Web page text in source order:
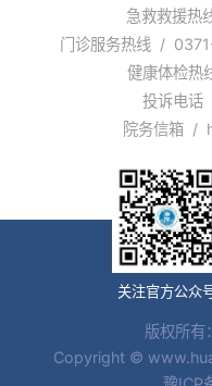
急救救援
门诊服务热线 /
健康体检
投诉电
院务信箱 /
关注官方公众
版权所有
Copyright ©